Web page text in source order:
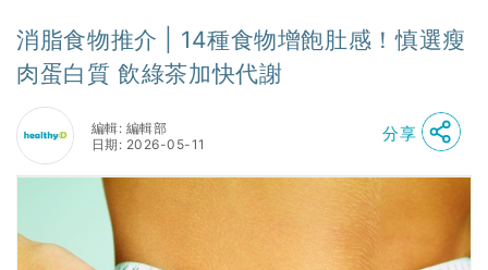
消脂食物推介 | 14種食物增飽肚感！慎選瘦
肉蛋白質 飲綠茶加快代謝
編輯: 編輯部
日期: 2026-05-11
分享